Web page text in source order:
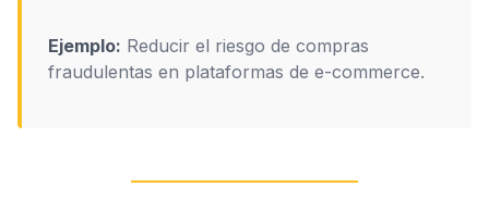
Ejemplo: Reducir el riesgo de compras
fraudulentas en plataformas de e-commerce.